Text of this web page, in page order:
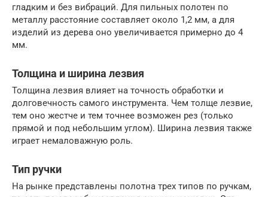
гладким и без вибраций. Для пильных полотен по
металлу расстояние составляет около 1,2 мм, а для
изделий из дерева оно увеличивается примерно до 4
мм.
Толщина и ширина лезвия
Толщина лезвия влияет на точность обработки и
долговечность самого инструмента. Чем толще лезвие,
тем оно жестче и тем точнее возможен рез (только
прямой и под небольшим углом). Ширина лезвия также
играет немаловажную роль.
Тип ручки
На рынке представлены полотна трех типов по ручкам,